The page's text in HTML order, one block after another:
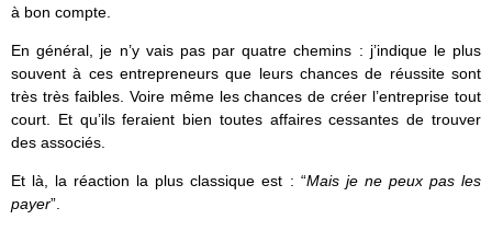
à bon compte.
En général, je n’y vais pas par quatre chemins : j’indique le plus
souvent à ces entrepreneurs que leurs chances de réussite sont
très très faibles. Voire même les chances de créer l’entreprise tout
court. Et qu’ils feraient bien toutes affaires cessantes de trouver
des associés.
Et là, la réaction la plus classique est : “Mais je ne peux pas les
payer”.